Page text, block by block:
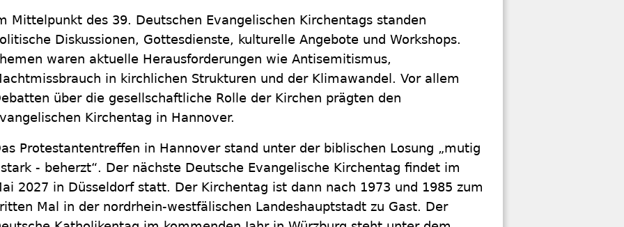
Mittelpunkt des 39. Deutschen Evangelischen Kirchentags standen
Diskussionen, Gottesdienste, kulturelle Angebote und Workshops.
waren aktuelle Herausforderungen wie Antisemitismus,
in kirchlichen Strukturen und der Klimawandel. Vor allem
über die gesellschaftliche Rolle der Kirchen prägten den
Kirchentag in Hannover.
Protestantentreffen in Hannover stand unter der biblischen Losung „mutig
- beherzt“. Der nächste Deutsche Evangelische Kirchentag findet im
2027 in Düsseldorf statt. Der Kirchentag ist dann nach 1973 und 1985 zum
Mal in der nordrhein-westfälischen Landeshauptstadt zu Gast. Der